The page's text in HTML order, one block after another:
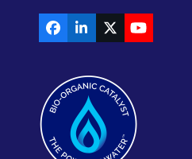
Facebook
LinkedIn
X YouTube